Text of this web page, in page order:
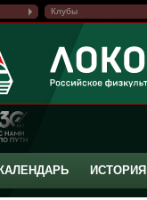
Клубы
КАЛЕНДАРЬ ИСТОРИЯ